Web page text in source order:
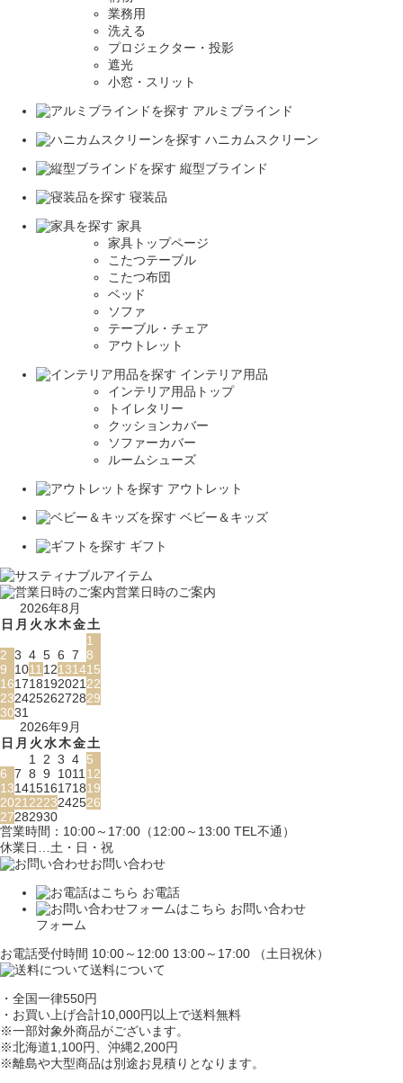
業務用
洗える
プロジェクター・投影
遮光
小窓・スリット
アルミブラインド
ハニカムスクリーン
縦型ブラインド
寝装品
家具
家具トップページ
こたつテーブル
こたつ布団
ベッド
ソファ
テーブル・チェア
アウトレット
インテリア用品
インテリア用品トップ
トイレタリー
クッションカバー
ソファーカバー
ルームシューズ
アウトレット
ベビー＆キッズ
ギフト
営業日時のご案内
2026年8月
日 月 火水木金土
1
2 3 4 5 6 7 8
9
1011 12131415
161718192021 22
23242526272829
3031
2026年9月
日 月 火水木金土
1
2 3 4 5
6 7 8 9 1011 12
13141516171819
2021 2223242526
27282930
営業時間：10:00～17:00（12:00～13:00 TEL不通）
休業日…土・日・祝
お問い合わせ
お電話
お問い合わせ
フォーム
お電話受付時間 10:00～12:00 13:00～17:00 （土日祝休）
送料について
・全国一律550円
・お買い上げ合計10,000円以上で送料無料
※一部対象外商品がございます。
※北海道1,100円 、沖縄2,200円
※離島や大型商品は別途お見積りとなります。